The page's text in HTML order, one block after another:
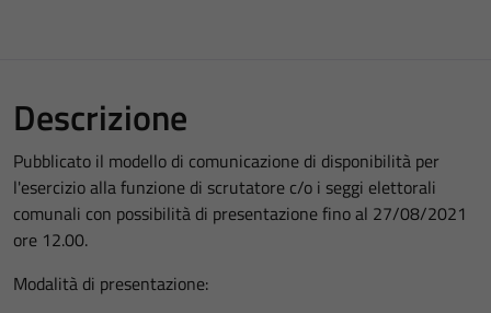
Descrizione
Pubblicato il modello di comunicazione di disponibilità per
l'esercizio alla funzione di scrutatore c/o i seggi elettorali
comunali con possibilità di presentazione fino al 27/08/2021
ore 12.00.
Modalità di presentazione: